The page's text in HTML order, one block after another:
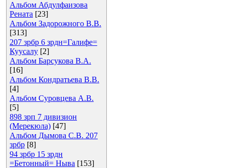
Альбом Абдулфаизова
Рената [23]
Альбом Задорожного В.В.
[313]
207 зрбр 6 зрдн=Галифе=
Куусалу [2]
Альбом Барсукова В.А.
[16]
Альбом Кондратьева В.В.
[4]
Альбом Суровцева А.В.
[5]
898 зрп 7 дивизион
(Мерекюла) [47]
Альбом Дымова С.В. 207
зрбр [8]
94 зрбр 15 зрдн
=Бетонный= Ныва [153]